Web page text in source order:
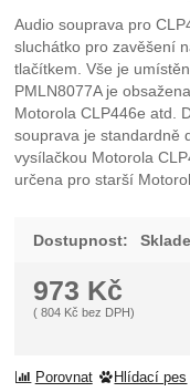
Audio souprava pro
sluchátko pro zavěšení
tlačítkem. Vše je
PMLN8077A je
Motorola CLP446e atd.
souprava je standardně
vysílačkou Motorola
určena pro starší
Dostupnost:
973 Kč
( 804 Kč bez DPH)
Porovnat Hlídací pes